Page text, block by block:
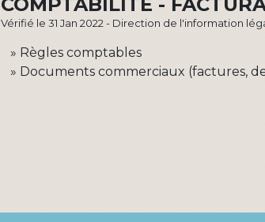
Vérifié le 31 Jan 2022 - Direction de l'information
Règles comptables
Documents commerciaux (factures,